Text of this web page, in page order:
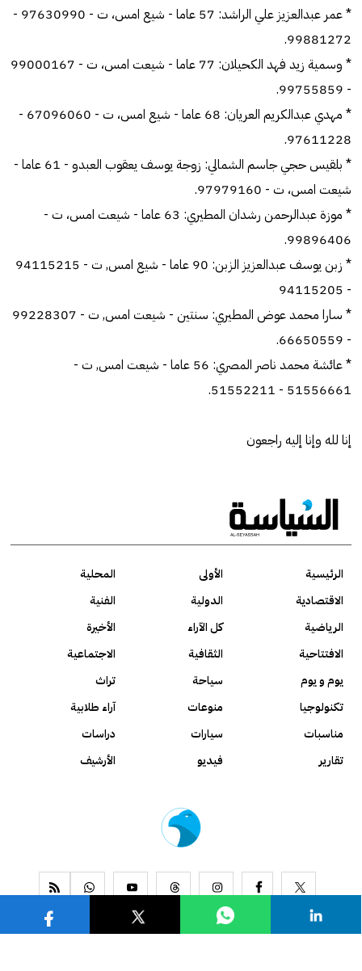
* عمر عبدالعزيز علي الراشد: 57 عاما - شيع امس، ت - 97630990 -
99881272.
* وسمية زيد فهد الكحيلان: 77 عاما - شيعت امس، ت - 99000167
- 99755859.
* مهدي عبدالكريم العريان: 68 عاما - شيع امس، ت - 67096060 -
97611228.
* بلقيس حجي جاسم الشمالي: زوجة يوسف يعقوب العبدو - 61 عاما -
شيعت امس، ت - 97979160.
* موزة عبدالرحمن رشدان المطيري: 63 عاما - شيعت امس، ت -
99896406.
* زبن يوسف عبدالعزيز الزبن: 90 عاما - شيع امس, ت - 94115215
- 94115205
* سارا محمد عوض المطيري: سنتين - شيعت امس, ت - 99228307
- 66650559.
* عائشة محمد ناصر المصري: 56 عاما - شيعت امس, ت -
51556661 - 51552211.
إنا لله وإنا إليه راجعون
الرئيسية الأولى
المحلية
الاقتصادية
الدولية
الفنية
الرياضية
كل الآراء
الأخيرة
الافتتاحية
الثقافية
الاجتماعية
يوم و يوم
سياحة
تراث
تكنولوجيا
منوعات
آراء طلابية
مناسبات
سيارات
دراسات
تقارير
فيديو الأرشيف